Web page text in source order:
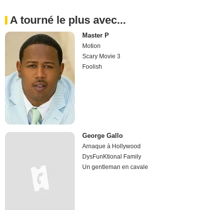
A tourné le plus avec...
Master P
Motion
Scary Movie 3
Foolish
George Gallo
Arnaque à Hollywood
DysFunKtional Family
Un gentleman en cavale